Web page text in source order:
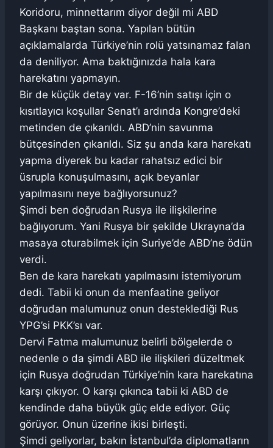
Koridoru, minnettarım diyor değil mi ABD
Başkanı baştan sona. Yapılan bütün
açıklamalarda Türkiye’nin rolü yatsınamaz falan
da deniliyor. Ama baktığınızda hala kara
harekatını yapmayın.
Bir de küçük detay var. F-16’nin satışı için o
kısıtlayıcı koşullar Senat’ı ardında Kongre’deki
metinden de çıkarıldı. ABD’nin savunma
bütçesinden çıkarıldı. Siz şu anda kara harekatı
yapma diyerek bu kadar rahatsız edici bir
üsrupla konuşulmasını, açık beyanlar
yapılmasını neye bağlıyorsunuz?
Şimdi ben doğrudan Rusya ile ilişkilerine
bağlıyorum. Yani Rusya bir şekilde Ukrayna’da
masaya oturabilmek için Suriye’de ABD’ne ödün
verdi.
Ben de kara harekatı yapılmasını istemiyorum
dedi. Tabii ki onun da menfaatine geliyor
doğrudan malumunuz onun desteklediği Rus
YPG’si PKK’sı var.
Dervi Fatma malumunuz belirli bölgelerde o
nedenle o da şimdi ABD ile ilişkileri düzeltmek
için Rusya doğrudan Türkiye’nin kara harekatına
karşı çıkıyor. O karşı çıkınca tabii ki ABD de
kendinde daha büyük güç elde ediyor. Güç
görüyor. Onun üzerine ikisi birleşti.
Şimdi geliyorlar, bakın İstanbul’da diplomatların